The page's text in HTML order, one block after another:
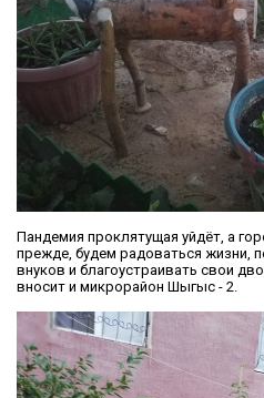
Пандемия проклятущая уйдёт, а
прежде, будем радоваться жизни,
внуков и благоустраивать свои
вносит и микрорайон Шыгыс - 2.